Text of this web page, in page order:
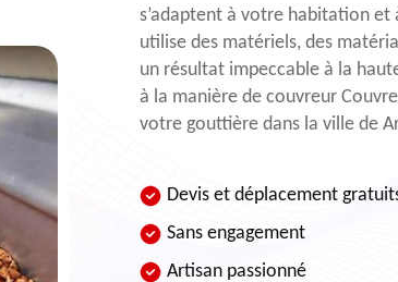
s’adaptent à votre habitation et
utilise des matériels, des
un résultat impeccable à la
à la manière de couvreur
votre gouttière dans la ville de
Devis et déplacement
Sans engagement
Artisan passionné